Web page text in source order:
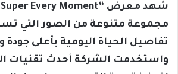
مجموعة متنوعة من الصور التي
تفاصيل الحياة اليومية بأعلى جودة
واستخدمت الشركة أحدث تقنيات